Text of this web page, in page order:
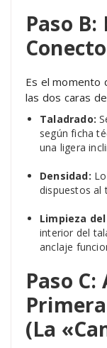
Paso
Es el momento
las dos caras
Taladrado:
según ficha
una ligera
Densidad:
dispuestos al
Limpieza
interior del
anclaje
Paso
(La